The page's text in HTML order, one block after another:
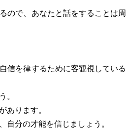
ので、あなたと話をすることは周
信を律するために客観視している
。
あります。
自分の才能を信じましょう。